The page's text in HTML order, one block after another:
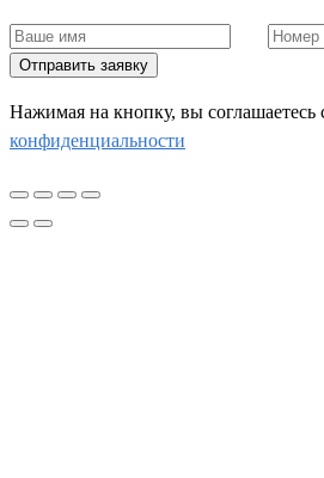
Отправить заявку
Нажимая на кнопку, вы соглашаетесь
конфиденциальности